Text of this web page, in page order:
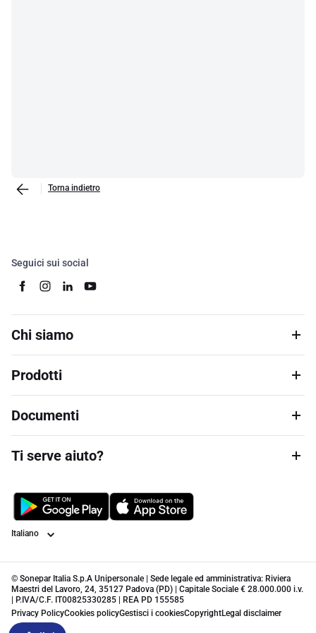
Torna indietro
Seguici sui social
Chi siamo
Prodotti
Documenti
Ti serve aiuto?
Lingua
© Sonepar Italia S.p.A Unipersonale | Sede legale ed amministrativa: Riviera
Maestri del Lavoro, 24, 35127 Padova (PD) | Capitale Sociale € 28.000.000 i.v.
| P.IVA/C.F. IT00825330285 | REA PD 155585
Privacy PolicyCookies policyGestisci i cookiesCopyrightLegal disclaimer